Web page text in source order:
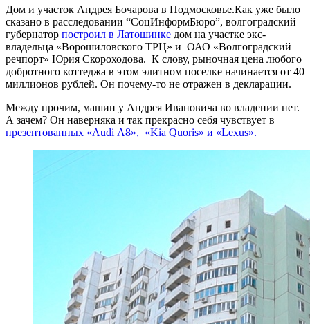
Дом и участок Андрея Бочарова в Подмосковье.Как уже было
сказано в расследовании “СоцИнформБюро”, волгоградский
губернатор построил в Латошинке дом на участке экс-
владельца «Ворошиловского ТРЦ» и ОАО «Волгоградский
речпорт» Юрия Скороходова. К слову, рыночная цена любого
добротного коттеджа в этом элитном поселке начинается от 40
миллионов рублей. Он почему-то не отражен в декларации.
Между прочим, машин у Андрея Ивановича во владении нет.
А зачем? Он наверняка и так прекрасно себя чувствует в
презентованных «Audi А8», «Kia Quoris» и «Lexus».